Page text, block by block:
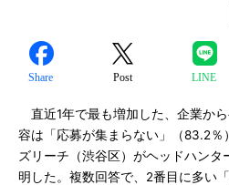
Share Post LINE
直近1年で最も増加した、企業か
容は「応募が集まらない」（83.2
ズリーチ（渋谷区）がヘッドハンタ
明した。複数回答で、2番目に多い